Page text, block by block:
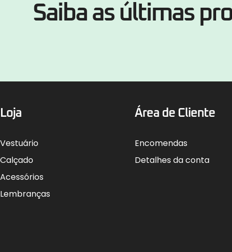
Saiba as últimas
Loja
Vestuário
Calçado
Acessórios
Lembranças
Área de Cliente
Encomendas
Detalhes da conta